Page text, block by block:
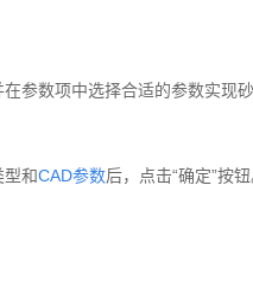
参数项中选择合适的参数实现砂
型和CAD参数后，点击“确定”按